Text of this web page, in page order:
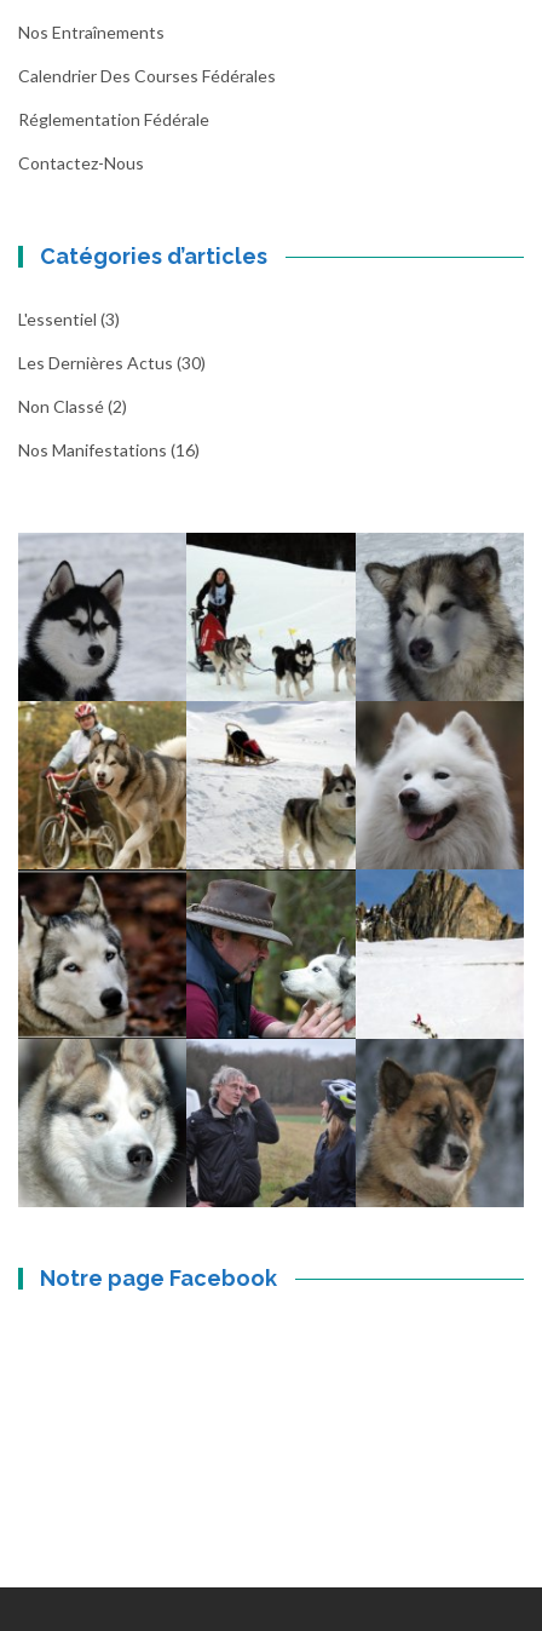
Nos Entraînements
Calendrier Des Courses Fédérales
Réglementation Fédérale
Contactez-Nous
Catégories d’articles
L'essentiel (3)
Les Dernières Actus (30)
Non Classé(2)
Nos Manifestations (16)
Notre page Facebook